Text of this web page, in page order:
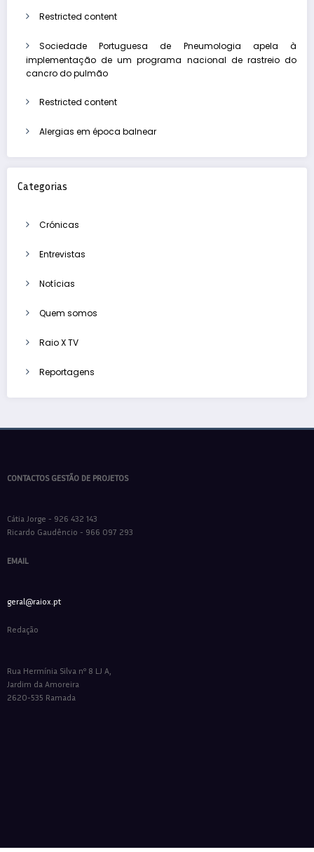
Restricted content
Sociedade Portuguesa de Pneumologia apela à
implementação de um programa nacional de rastreio do
cancro do pulmão
Restricted content
Alergias em época balnear
Categorias
Crónicas
Entrevistas
Notícias
Quem somos
Raio X TV
Reportagens
CONTACTOS GESTÃO DE PROJETOS
Cátia Jorge - 926 432 143
Ricardo Gaudêncio - 966 097 293
EMAIL
geral@raiox.pt
Redação
Rua Hermínia Silva nº 8 LJ A,
Jardim da Amoreira
2620-535 Ramada